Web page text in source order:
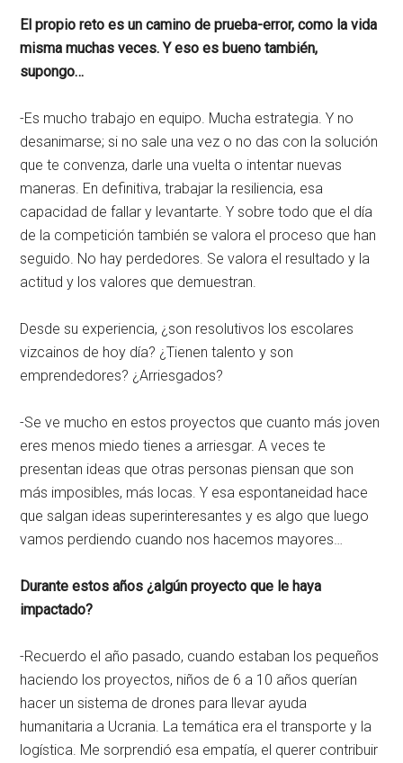
El propio reto es un camino de prueba-error, como la vida
misma muchas veces. Y eso es bueno también,
supongo…
-Es mucho trabajo en equipo. Mucha estrategia. Y no
desanimarse; si no sale una vez o no das con la solución
que te convenza, darle una vuelta o intentar nuevas
maneras. En definitiva, trabajar la resiliencia, esa
capacidad de fallar y levantarte. Y sobre todo que el día
de la competición también se valora el proceso que han
seguido. No hay perdedores. Se valora el resultado y la
actitud y los valores que demuestran.
Desde su experiencia, ¿son resolutivos los escolares
vizcainos de hoy día? ¿Tienen talento y son
emprendedores? ¿Arriesgados?
-Se ve mucho en estos proyectos que cuanto más joven
eres menos miedo tienes a arriesgar. A veces te
presentan ideas que otras personas piensan que son
más imposibles, más locas. Y esa espontaneidad hace
que salgan ideas superinteresantes y es algo que luego
vamos perdiendo cuando nos hacemos mayores…
Durante estos años ¿algún proyecto que le haya
impactado?
-Recuerdo el año pasado, cuando estaban los pequeños
haciendo los proyectos, niños de 6 a 10 años querían
hacer un sistema de drones para llevar ayuda
humanitaria a Ucrania. La temática era el transporte y la
logística. Me sorprendió esa empatía, el querer contribuir